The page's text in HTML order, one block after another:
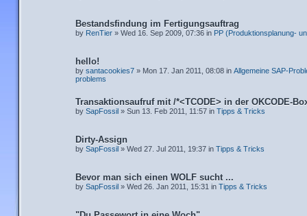
Bestandsfindung im Fertigungsauftrag
by RenTier » Wed 16. Sep 2009, 07:36 in PP (Produktionsplanung-
hello!
by santacookies7 » Mon 17. Jan 2011, 08:08 in Allgemeine SAP-
problems
Transaktionsaufruf mit /*<TCODE> in der OKCODE-
by SapFossil » Sun 13. Feb 2011, 11:57 in Tipps & Tricks
Dirty-Assign
by SapFossil » Wed 27. Jul 2011, 19:37 in Tipps & Tricks
Bevor man sich einen WOLF sucht ...
by SapFossil » Wed 26. Jan 2011, 15:31 in Tipps & Tricks